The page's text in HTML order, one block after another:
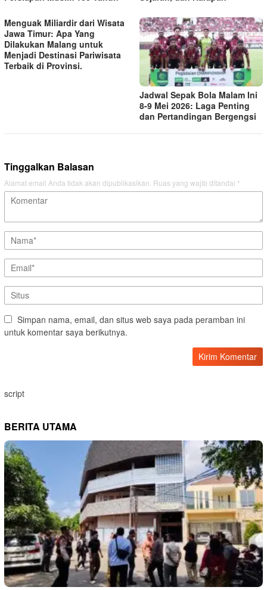
Menguak Miliardir dari Wisata
Jawa Timur: Apa Yang
Dilakukan Malang untuk
Menjadi Destinasi Pariwisata
Terbaik di Provinsi.
Jadwal Sepak Bola Malam Ini
8-9 Mei 2026: Laga Penting
dan Pertandingan Bergengsi
Tinggalkan Balasan
Alamat email Anda tidak akan dipublikasikan. Ruas yang wajib ditandai *
Simpan nama, email, dan situs web saya pada peramban ini
untuk komentar saya berikutnya.
script
BERITA UTAMA